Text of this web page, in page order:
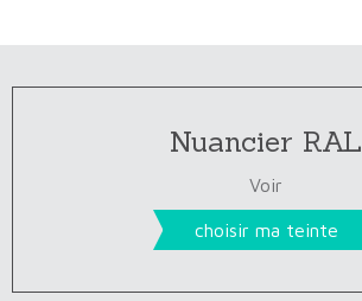
Nuancier RAL
Voir
choisir ma teinte